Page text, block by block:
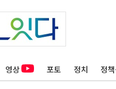
영상 포토 정치 정